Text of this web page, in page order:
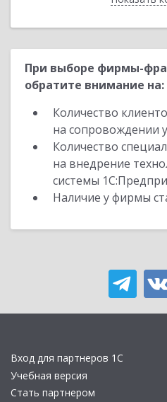
При выборе фирмы-
обратите внимание на:
Количество
на сопровождении
Количество
на внедрение
системы
Наличие у фирмы
Вход для партнеров 1С
Учебная версия
Стать партнером